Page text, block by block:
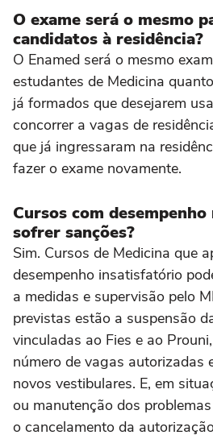
O exame será o mesmo
candidatos à residência?
O Enamed será o mesmo
estudantes de Medicina
já formados que desejarem
concorrer a vagas de
que já ingressaram na
fazer o exame novamente.
Cursos com
sofrer sanções?
Sim. Cursos de Medicina que
desempenho insatisfatório
a medidas e supervisão pelo
previstas estão a suspensão
vinculadas ao Fies e ao
número de vagas autorizadas
novos vestibulares. E, em
ou manutenção dos
o cancelamento da